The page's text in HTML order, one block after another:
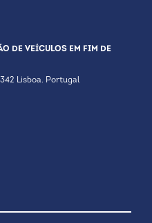
DE VEÍCULOS EM FIM DE
Lisboa. Portugal